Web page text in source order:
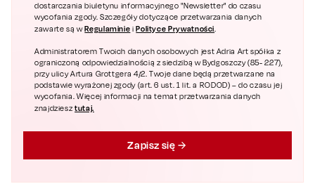
dostarczania biuletynu informacyjnego "Newsletter" do czasu
wycofania zgody. Szczegóły dotyczące przetwarzania danych
zawarte są wRegulaminie iPolityce Prywatności.
Administratorem Twoich danych osobowych jest Adria Art spółka z
ograniczoną odpowiedzialnością z siedzibą w Bydgoszczy (85- 227),
przy ulicy Artura Grottgera 4/2. Twoje dane będą przetwarzane na
podstawie wyrażonej zgody (art. 6 ust. 1 lit. a RODOD) – do czasu jej
wycofania. Więcej informacji na temat przetwarzania danych
znajdziesztutaj.
Zapisz się